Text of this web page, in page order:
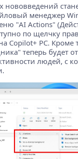
нововведений
менеджер
"AI Actions"
по щелчку
Copilot+ PC. Кроме
теперь будет
людей, с